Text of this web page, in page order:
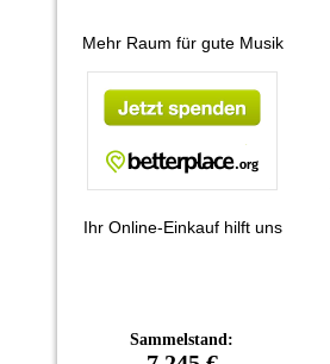
Mehr Raum für gute Musik
Ihr Online-Einkauf hilft uns